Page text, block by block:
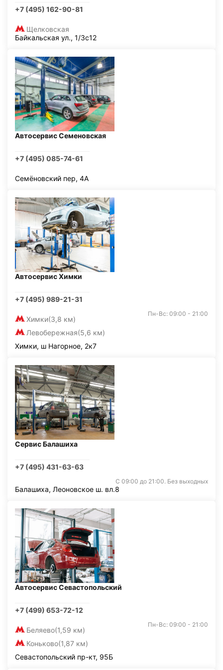
+7 (495) 162-90-81
Щелковская
Байкальская ул., 1/3с12
Автосервис Семеновская
+7 (495) 085-74-61
Семёновский пер, 4А
Автосервис Химки
+7 (495) 989-21-31
Химки(3,8 км)
Левобережная(5,6 км)
Пн-Вс: 09:00 - 21:00
Химки, ш Нагорное, 2к7
Сервис Балашиха
+7 (495) 431-63-63
С 09:00 до 21:00. Без выходных
Балашиха, Леоновское ш. вл.8
Автосервис Севастопольский
+7 (499) 653-72-12
Беляево(1,59 км)
Коньково(1,87 км)
Пн-Вс: 09:00 - 21:00
Севастопольский пр-кт, 95Б